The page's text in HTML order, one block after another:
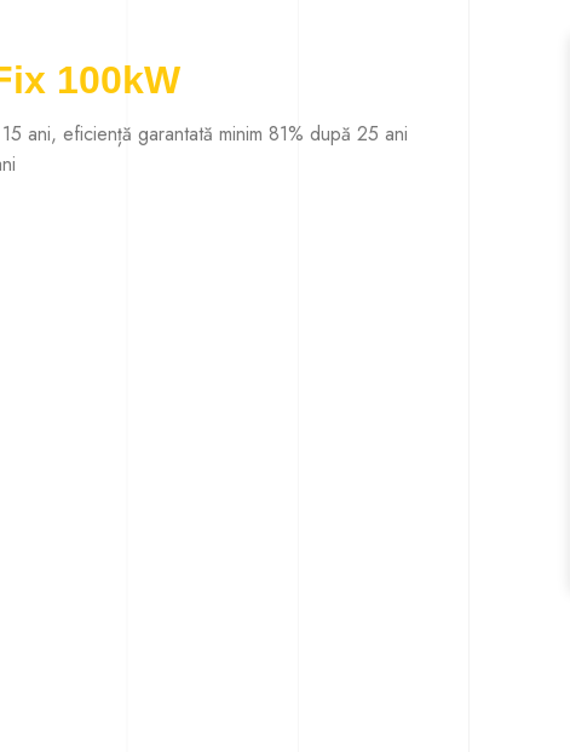
100kW
ani, eficiență garantată minim 81% după 25 ani